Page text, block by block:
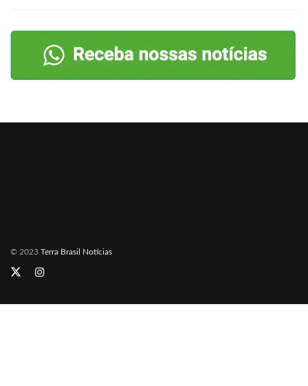
© 2023 Terra Brasil Notícias